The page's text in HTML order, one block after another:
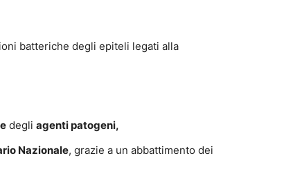
batteriche degli epiteli legati alla
degli agenti patogeni,
Nazionale, grazie a un abbattimento dei